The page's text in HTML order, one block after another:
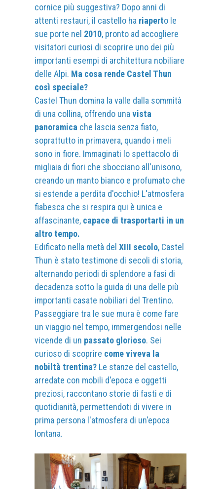
cornice più suggestiva? Dopo anni di
attenti restauri, il castello ha riaperto le
sue porte nel 2010, pronto ad accogliere
visitatori curiosi di scoprire uno dei più
importanti esempi di architettura nobiliare
delle Alpi. Ma cosa rende Castel Thun
così speciale?
Castel Thun domina la valle dalla sommità
di una collina, offrendo unavista
panoramicache lascia senza fiato,
soprattutto in primavera, quando i meli
sono in fiore. Immaginati lo spettacolo di
migliaia di fiori che sbocciano all'unisono,
creando un manto bianco e profumato che
si estende a perdita d'occhio! L'atmosfera
fiabesca che si respira qui è unica e
affascinante, capace di trasportarti in un
altro tempo.
Edificato nella metà del XIII secolo, Castel
Thun è stato testimone di secoli di storia,
alternando periodi di splendore a fasi di
decadenza sotto la guida di una delle più
importanti casate nobiliari del Trentino.
Passeggiare tra le sue mura è come fare
un viaggio nel tempo, immergendosi nelle
vicende di un passato glorioso. Sei
curioso di scoprire come viveva la
nobiltà trentina?Le stanze del castello,
arredate con mobili d'epoca e oggetti
preziosi, raccontano storie di fasti e di
quotidianità, permettendoti di vivere in
prima persona l'atmosfera di un'epoca
lontana.